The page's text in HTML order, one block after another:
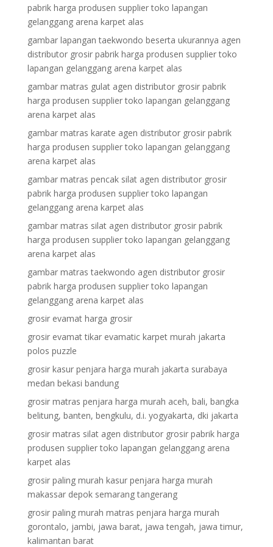
pabrik harga produsen supplier toko lapangan
gelanggang arena karpet alas
gambar lapangan taekwondo beserta ukurannya agen
distributor grosir pabrik harga produsen supplier toko
lapangan gelanggang arena karpet alas
gambar matras gulat agen distributor grosir pabrik
harga produsen supplier toko lapangan gelanggang
arena karpet alas
gambar matras karate agen distributor grosir pabrik
harga produsen supplier toko lapangan gelanggang
arena karpet alas
gambar matras pencak silat agen distributor grosir
pabrik harga produsen supplier toko lapangan
gelanggang arena karpet alas
gambar matras silat agen distributor grosir pabrik
harga produsen supplier toko lapangan gelanggang
arena karpet alas
gambar matras taekwondo agen distributor grosir
pabrik harga produsen supplier toko lapangan
gelanggang arena karpet alas
grosir evamat harga grosir
grosir evamat tikar evamatic karpet murah jakarta
polos puzzle
grosir kasur penjara harga murah jakarta surabaya
medan bekasi bandung
grosir matras penjara harga murah aceh, bali, bangka
belitung, banten, bengkulu, d.i. yogyakarta, dki jakarta
grosir matras silat agen distributor grosir pabrik harga
produsen supplier toko lapangan gelanggang arena
karpet alas
grosir paling murah kasur penjara harga murah
makassar depok semarang tangerang
grosir paling murah matras penjara harga murah
gorontalo, jambi, jawa barat, jawa tengah, jawa timur,
kalimantan barat